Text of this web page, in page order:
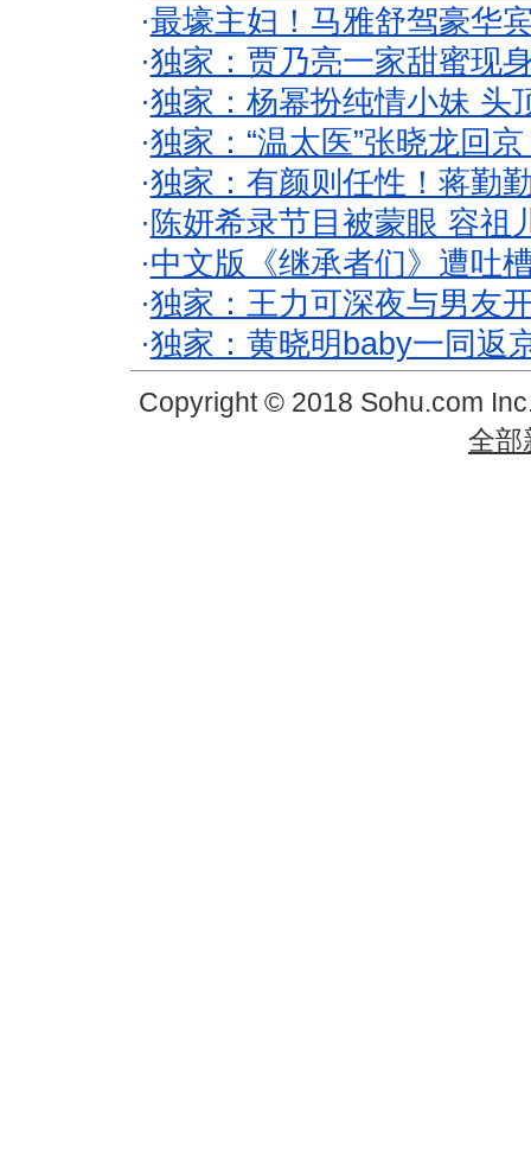
·最壕主妇！马雅舒驾豪华
·独家：贾乃亮一家甜蜜现
·独家：杨幂扮纯情小妹 头
·独家：“温太医”张晓龙回
·独家：有颜则任性！蒋勤
· 陈妍希录节目被蒙眼 容祖
·中文版《继承者们》遭吐
·独家：王力可深夜与男友
·独家：黄晓明baby一同返
Copyright © 2018 Sohu.com
全部